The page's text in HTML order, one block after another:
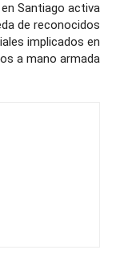
en Santiago activa
de reconocidos
implicados en
a mano armada